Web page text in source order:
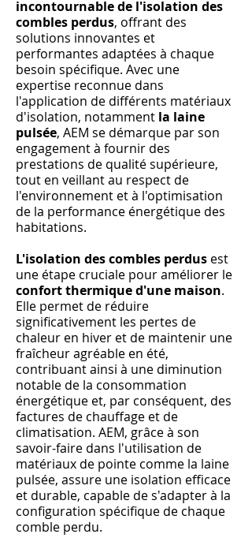
incontournable de l'isolation des
combles perdus, offrant des
solutions innovantes et
performantes adaptées à chaque
besoin spécifique. Avec une
expertise reconnue dans
l'application de différents matériaux
d'isolation, notamment la laine
pulsée, AEM se démarque par son
engagement à fournir des
prestations de qualité supérieure,
tout en veillant au respect de
l'environnement et à l'optimisation
de la performance énergétique des
habitations.
L'isolation des combles perdus est
une étape cruciale pour améliorer le
confort thermique d'une maison.
Elle permet de réduire
significativement les pertes de
chaleur en hiver et de maintenir une
fraîcheur agréable en été,
contribuant ainsi à une diminution
notable de la consommation
énergétique et, par conséquent, des
factures de chauffage et de
climatisation. AEM, grâce à son
savoir-faire dans l'utilisation de
matériaux de pointe comme la laine
pulsée, assure une isolation efficace
et durable, capable de s'adapter à la
configuration spécifique de chaque
comble perdu.